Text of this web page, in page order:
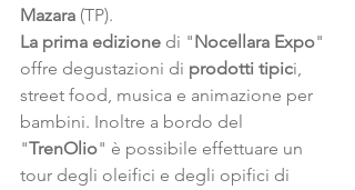
Mazara (TP).
La prima edizione di "Nocellara Expo"
offre degustazioni di prodotti tipici,
street food, musica e animazione per
bambini. Inoltre a bordo del
"TrenOlio" è possibile effettuare un
tour degli oleifici e degli opifici di